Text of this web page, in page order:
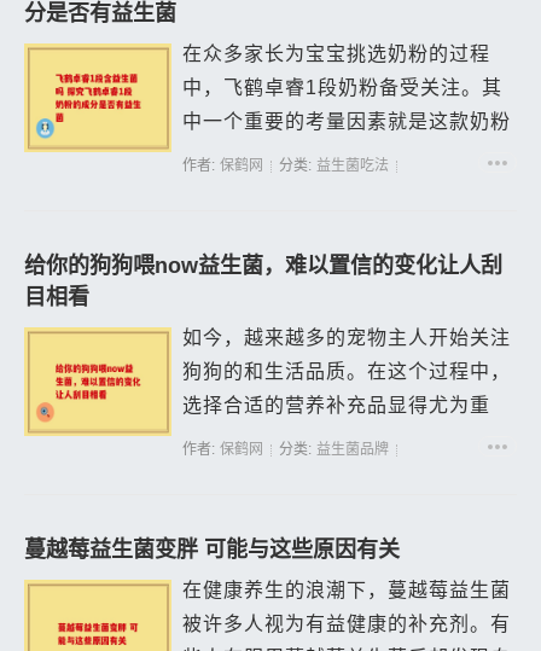
分是否有益生菌
在众多家长为宝宝挑选奶粉的过程
中，飞鹤卓睿1段奶粉备受关注。其
中一个重要的考量因素就是这款奶粉
是否含有益生菌。 飞鹤作为国内知
卓睿1段...
作者: 保鹤网 分类: 益生菌吃法
给你的狗狗喂now益生菌，难以置信的变化让人刮
目相看
如今，越来越多的宠物主人开始关注
狗狗的和生活品质。在这个过程中，
选择合适的营养补充品显得尤为重
要。特别是当谈到狗狗的肠道时，益
有效性和...
作者: 保鹤网 分类: 益生菌品牌
蔓越莓益生菌变胖 可能与这些原因有关
在健康养生的浪潮下，蔓越莓益生菌
被许多人视为有益健康的补充剂。有